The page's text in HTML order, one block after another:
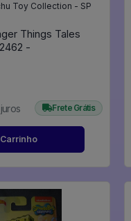
Toy Collection - SP
Things Tales
-
Frete Grátis
Carrinho